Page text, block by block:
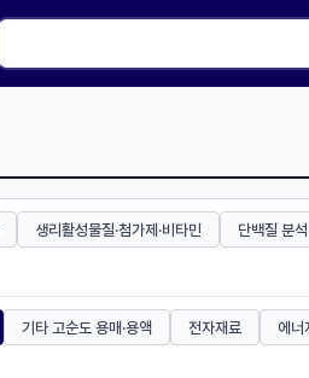
생리활성물질·첨가제·비타민 단백질 분석
기타 고순도 용매·용액 전자재료 에너